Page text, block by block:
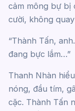
cảm mông bự bị
cười, không
“Thành Tấn,
đang bực lắm…”
Thanh Nhàn
nóng, đầu tím,
cặc. Thành Tấn